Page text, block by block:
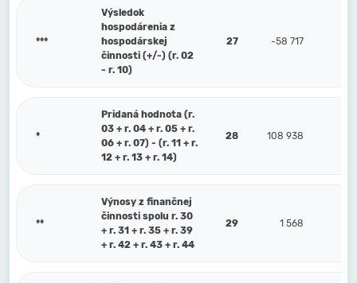
***
Výsledok
hospodárenia z
hospodárskej
činnosti (+/-) (r. 02
- r. 10)
27 -58 717
*
Pridaná hodnota (r.
03 + r. 04 + r. 05 + r.
06 + r. 07) - (r. 11 + r.
12 + r. 13 + r. 14)
28 108 938
**
Výnosy z finančnej
činnosti spolu r. 30
+ r. 31 + r. 35 + r. 39
+ r. 42 + r. 43 + r. 44
29 1 568